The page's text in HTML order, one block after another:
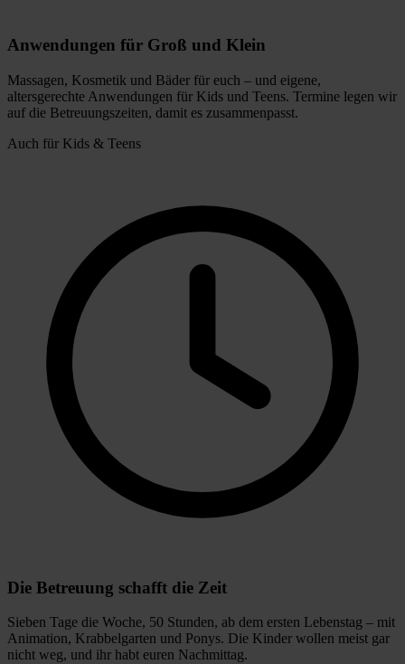
Anwendungen für Groß und Klein
Massagen, Kosmetik und Bäder für euch – und eigene,
altersgerechte Anwendungen für Kids und Teens. Termine legen wir
auf die Betreuungszeiten, damit es zusammenpasst.
Auch für Kids & Teens
Die Betreuung schafft die Zeit
Sieben Tage die Woche, 50 Stunden, ab dem ersten Lebenstag – mit
Animation, Krabbelgarten und Ponys. Die Kinder wollen meist gar
nicht weg, und ihr habt euren Nachmittag.